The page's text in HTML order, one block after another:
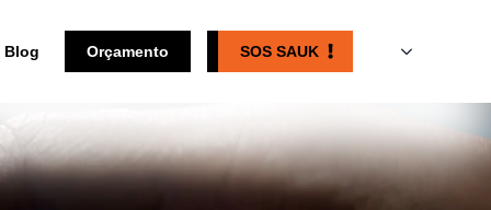
Blog Orçamento SOS SAUK